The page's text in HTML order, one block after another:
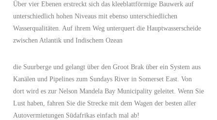
Über vier Ebenen erstreckt sich das kleeblattförmige Bauwerk auf
unterschiedlich hohen Niveaus mit ebenso unterschiedlichen
Wasserqualitäten. Auf ihrem Weg unterquert die Hauptwasserscheide
zwischen Atlantik und Indischem Ozean
die Suurberge und gelangt über den Groot Brak über ein System aus
Kanälen und Pipelines zum Sundays River in Somerset East. Von
dort wird es zur Nelson Mandela Bay Municipality geleitet. Wenn Sie
Lust haben, fahren Sie die Strecke mit dem Wagen der besten aller
Autovermietungen Südafrikas einfach mal ab!